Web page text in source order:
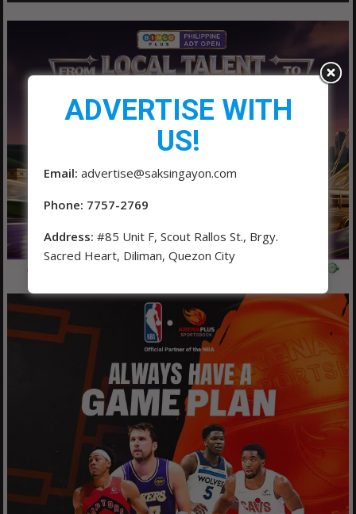
ADVERTISE WITH
US!
Email: advertise@saksingayon.com
Phone: 7757-2769
Address: #85 Unit F, Scout Rallos St., Brgy.
Sacred Heart, Diliman, Quezon City